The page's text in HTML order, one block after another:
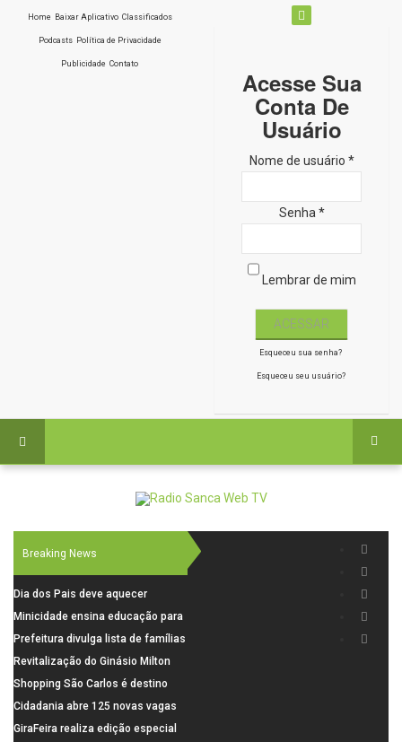
Home Baixar Aplicativo Classificados
Podcasts Política de Privacidade
Publicidade Contato
Acesse Sua
Conta De
Usuário
Nome de usuário *
Senha *
Lembrar de mim
Esqueceu sua senha?
Esqueceu seu usuário?
Breaking News
Dia dos Pais deve aquecer
comércio de São Carlos com
renda em alta e maior circulação
de consumidores
Minicidade ensina educação para
o trânsito a 264 crianças da rede
municipal
Prefeitura divulga lista de famílias
pré-selecionadas pela Caixa para
o Residencial Santa Felícia
Revitalização do Ginásio Milton
Olaio filho avança com obras de
recuperação
Shopping São Carlos é destino
para celebrar o Dia dos Pais com
presentes, gastronomia e lazer
Cidadania abre 125 novas vagas
para oficinas de convivência
GiraFeira realiza edição especial